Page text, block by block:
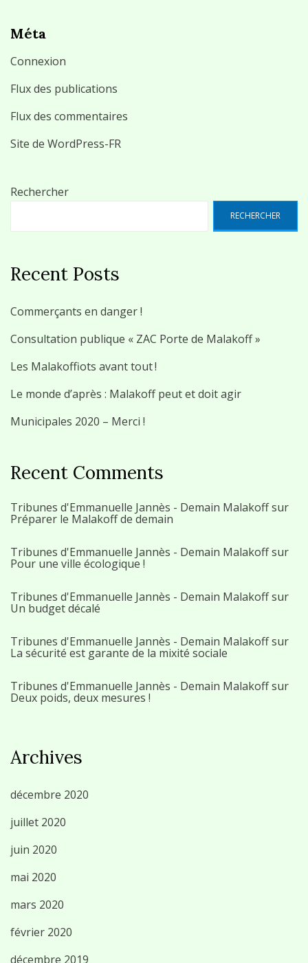
Méta
Connexion
Flux des publications
Flux des commentaires
Site de WordPress-FR
Rechercher
RECHERCHER
Recent Posts
Commerçants en danger !
Consultation publique « ZAC Porte de Malakoff »
Les Malakoffiots avant tout !
Le monde d’après : Malakoff peut et doit agir
Municipales 2020 – Merci !
Recent Comments
Tribunes d'Emmanuelle Jannès - Demain Malakoffsur
Préparer le Malakoff de demain
Tribunes d'Emmanuelle Jannès - Demain Malakoffsur
Pour une ville écologique !
Tribunes d'Emmanuelle Jannès - Demain Malakoffsur
Un budget décalé
Tribunes d'Emmanuelle Jannès - Demain Malakoffsur
La sécurité est garante de la mixité sociale
Tribunes d'Emmanuelle Jannès - Demain Malakoffsur
Deux poids, deux mesures !
Archives
décembre 2020
juillet 2020
juin 2020
mai 2020
mars 2020
février 2020
décembre 2019